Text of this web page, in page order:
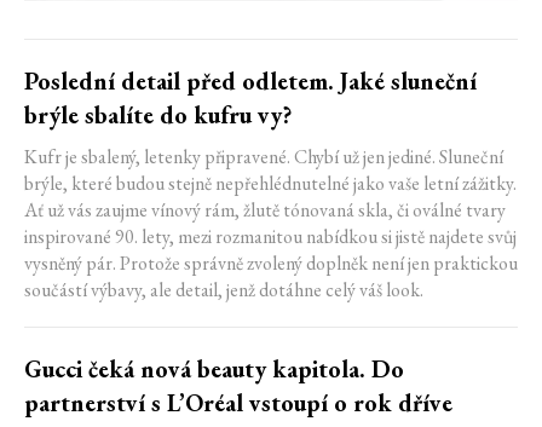
Poslední detail před odletem. Jaké sluneční
brýle sbalíte do kufru vy?
Kufr je sbalený, letenky připravené. Chybí už jen jediné. Sluneční
brýle, které budou stejně nepřehlédnutelné jako vaše letní zážitky.
Ať už vás zaujme vínový rám, žlutě tónovaná skla, či oválné tvary
inspirované 90. lety, mezi rozmanitou nabídkou si jistě najdete svůj
vysněný pár. Protože správně zvolený doplněk není jen praktickou
součástí výbavy, ale detail, jenž dotáhne celý váš look.
Gucci čeká nová beauty kapitola. Do
partnerství s L’Oréal vstoupí o rok dříve